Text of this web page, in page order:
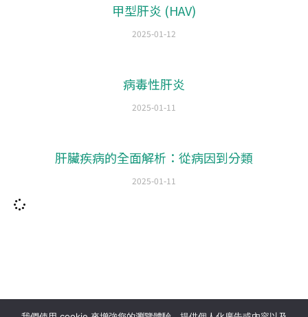
甲型肝炎 (HAV)
2025-01-12
病毒性肝炎
2025-01-11
肝臟疾病的全面解析：從病因到分類
2025-01-11